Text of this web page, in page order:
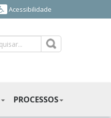
Acessibilidade
PROCESSOS